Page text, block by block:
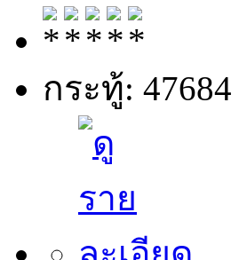
กระทู้: 47684